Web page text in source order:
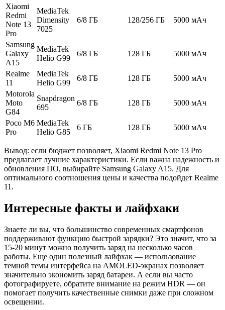
Xiaomi
Redmi
Note 13
Pro
MediaTek
Dimensity
7025
6/8 ГБ 128/256 ГБ 5000 мАч
Samsung
Galaxy
A15
MediaTek
Helio G99
6/8 ГБ 128 ГБ 5000 мАч
Realme
11
MediaTek
Helio G99
6/8 ГБ 128 ГБ
5000 мАч
Motorola
Moto
G84
Snapdragon
695
6/8 ГБ 128 ГБ 5000 мАч
Poco M6
Pro
MediaTek
Helio G85
6 ГБ 128 ГБ 5000 мАч
Вывод: если бюджет позволяет, Xiaomi Redmi Note 13 Pro
предлагает лучшие характеристики. Если важна надежность и
обновления ПО, выбирайте Samsung Galaxy A15. Для
оптимального соотношения цены и качества подойдет Realme
11.
Интересные факты и лайфхаки
Знаете ли вы, что большинство современных смартфонов
поддерживают функцию быстрой зарядки? Это значит, что за
15-20 минут можно получить заряд на несколько часов
работы. Еще один полезный лайфхак — использование
темной темы интерфейса на AMOLED-экранах позволяет
значительно экономить заряд батареи. А если вы часто
фотографируете, обратите внимание на режим HDR — он
помогает получить качественные снимки даже при сложном
освещении.